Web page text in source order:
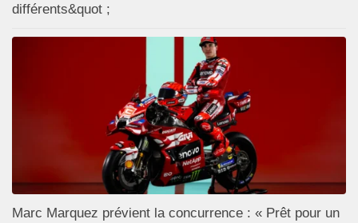
différents&quot ;
Marc Marquez prévient la concurrence : « Prêt pour un